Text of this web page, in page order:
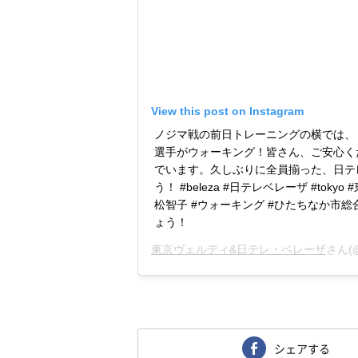
View this post on Instagram
ノジマ戦の前日トレーニングの横では
選手がウォーキング！皆さん、ご安心
でいます。久しぶりに全員揃った、日
う！ #beleza #日テレベレーザ #tokyo
松智子 #ウォーキング #ひたちなか市
ょう！
東京ヴェルディ&日テレ・ベレーザさん
シェアする